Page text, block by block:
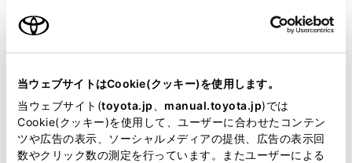
当ウェブサイトはCookie(クッキー)を使用します。
当ウェブサイト(toyota.jp manual.toyota.jp)では
Cookie(クッキー)を使用して、ユーザーに合わせたコンテン
ツや広告の表示、ソーシャルメディアの提供、広告の表示回
数やクリック数の測定を行っています。またユーザーによる
全長×
4290×1685×1375mm
ホイールベース ※1
2465mm
トレッド前／後
1470/1460mm